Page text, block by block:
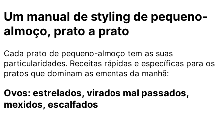
Um manual de styling de pequeno-
almoço, prato a prato
Cada prato de pequeno-almoço tem as suas
particularidades. Receitas rápidas e específicas para os
pratos que dominam as ementas da manhã:
Ovos: estrelados, virados mal passados,
mexidos, escalfados